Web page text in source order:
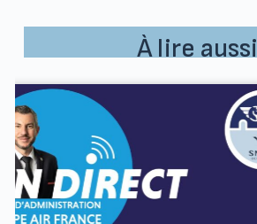
À lire aussi